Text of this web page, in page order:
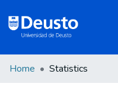
Home Statistics